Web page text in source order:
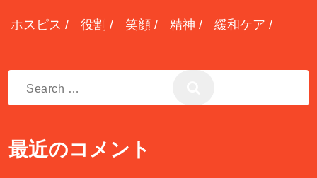
ホスピス 役割 笑顔 精神 緩和ケア
Search
最近のコメント